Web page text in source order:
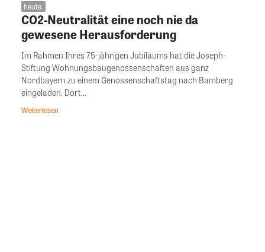
heute.
CO2-Neutralität eine noch nie da
gewesene Herausforderung
Im Rahmen Ihres 75-jährigen Jubiläums hat die Joseph-
Stiftung Wohnungsbaugenossenschaften aus ganz
Nordbayern zu einem Genossenschaftstag nach Bamberg
eingeladen. Dort...
Weiterlesen